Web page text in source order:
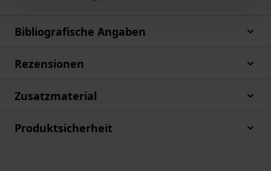
Bibliografische Angaben
Rezensionen
Zusatzmaterial
Produktsicherheit